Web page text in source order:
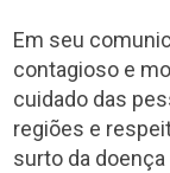
Em seu
contagioso e
cuidado das
regiões e
surto da